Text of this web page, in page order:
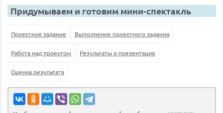
Придумываем и готовим мини-спектакль
Проектное задание Выполнение проектного задания
Работа над проектом Результаты и презентация
Оценка результата